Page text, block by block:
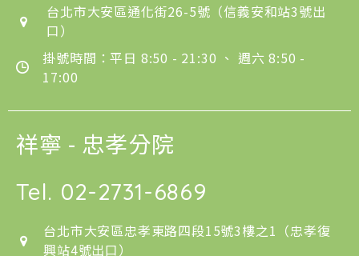
台北市大安區通化街26-5號（信義安和站3號出
口）
掛號時間：平日 8:50 - 21:30 、 週六 8:50 -
17:00
祥寧 - 忠孝分院
Tel. 02-2731-6869
台北市大安區忠孝東路四段15號3樓之1（忠孝復
興站4號出口）